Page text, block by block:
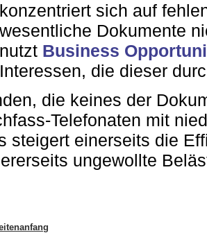
konzentriert sich auf
wesentliche Dokumente
nutzt Business
Interessen, die dieser
die keines der
Telefonaten mit
steigert einerseits die
ungewollte